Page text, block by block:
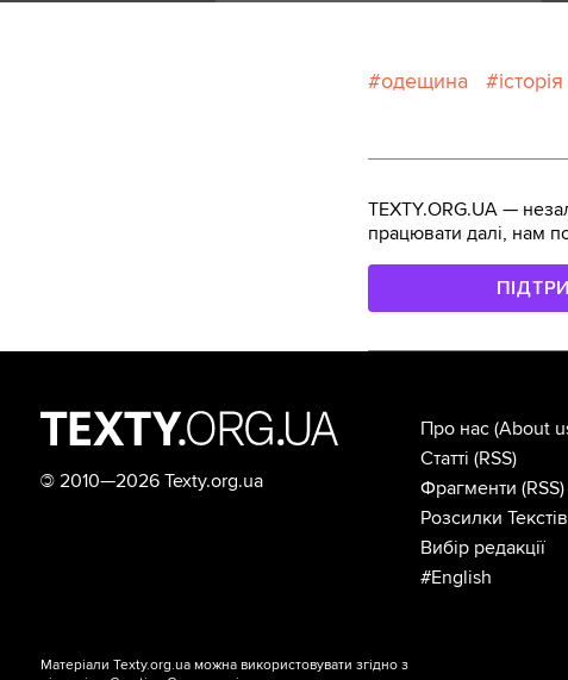
одещина історія
TEXTY.ORG.UA —
працювати далі, нам
© 2010—2026 Texty.org.ua
Про нас (About
Статті (RSS)
Фрагменти (RSS)
Розсилки Текстів
Вибір редакції
#English
Матеріали Texty.org.ua можна використовувати згідно з